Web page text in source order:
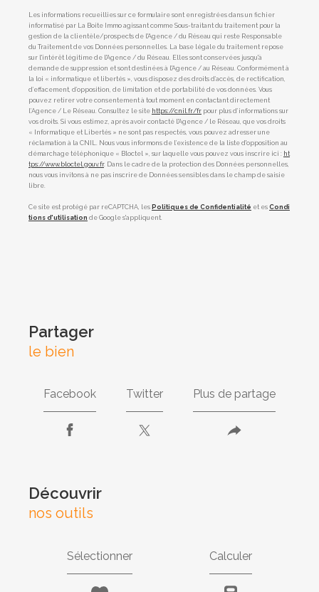
Les informations recueillies sur ce formulaire sont enregistrées dans un fichier
informatisé par La Boite Immo agissant comme Sous-traitant du traitement pour la
gestion de la clientèle/prospects de l'Agence / du Réseau qui reste Responsable
du Traitement de vos Données personnelles. La base légale du traitement repose
sur l'intérêt légitime de l'Agence / du Réseau. Elles sont conservées jusqu'à
demande de suppression et sont destinées à l'Agence / au Réseau. Conformément à
la loi « informatique et libertés », vous disposez des droits d’accès, de rectification,
d’effacement, d’opposition, de limitation et de portabilité de vos données. Vous
pouvez retirer votre consentement à tout moment en contactant directement
l’Agence / Le Réseau. Consultez le site https://cnil.fr/fr pour plus d’informations sur
vos droits. Si vous estimez, après avoir contacté l'Agence / le Réseau, que vos droits
« Informatique et Libertés » ne sont pas respectés, vous pouvez adresser une
réclamation à la CNIL. Nous vous informons de l’existence de la liste d'opposition au
démarchage téléphonique « Bloctel », sur laquelle vous pouvez vous inscrire ici : ht
tps://www.bloctel.gouv.fr. Dans le cadre de la protection des Données personnelles,
nous vous invitons à ne pas inscrire de Données sensibles dans le champ de saisie
libre.
Ce site est protégé par reCAPTCHA, les Politiques de Confidentialité et es Condi
tions d'utilisation de Google s'appliquent.
partager
le bien
Facebook Twitter Plus de partage
découvrir
nos outils
Sélectionner Calculer